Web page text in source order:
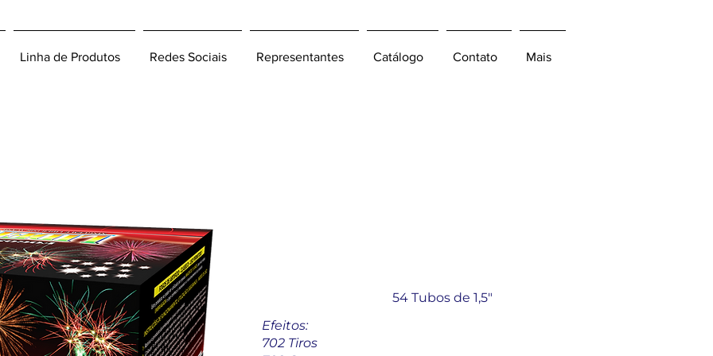
Linha de Produtos Redes Sociais Representantes Catálogo Contato Mais
54 Tubos de 1,5"
Efeitos:
702 Tiros